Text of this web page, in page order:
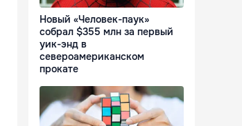
Новый «Человек-паук»
собрал $355 млн за первый
уик-энд в
североамериканском
прокате